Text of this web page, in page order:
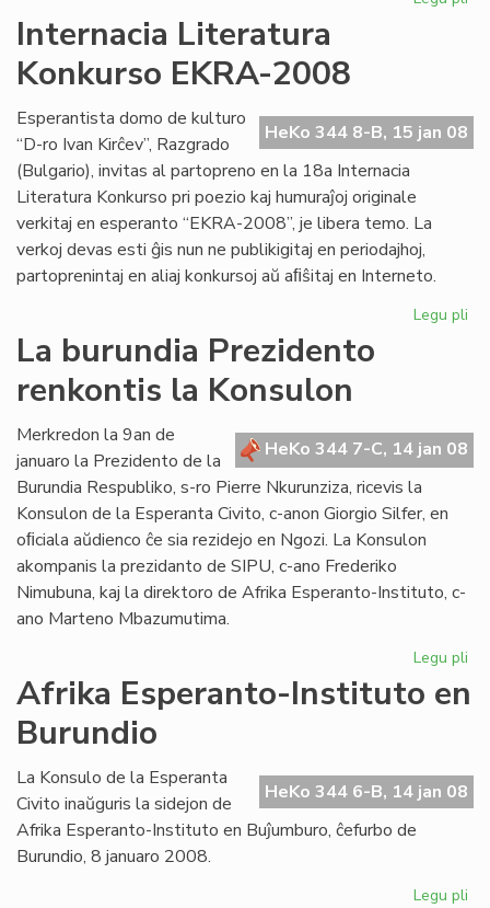
Internacia Literatura
Konkurso EKRA-2008
HeKo 344 8-B, 15 jan 08
Esperantista domo de kulturo
“D-ro Ivan Kirĉev”, Razgrado
(Bulgario), invitas al partopreno en la 18a Internacia
Literatura Konkurso pri poezio kaj humuraĵoj originale
verkitaj en esperanto “EKRA-2008”, je libera temo. La
verkoj devas esti ĝis nun ne publikigitaj en periodajhoj,
partoprenintaj en aliaj konkursoj aŭ aﬁŝitaj en Interneto.
Legu pli
La burundia Prezidento
renkontis la Konsulon
HeKo 344 7-C, 14 jan 08
Merkredon la 9an de
januaro la Prezidento de la
Burundia Respubliko, s-ro Pierre Nkurunziza, ricevis la
Konsulon de la Esperanta Civito, c-anon Giorgio Silfer, en
oﬁciala aŭdienco ĉe sia rezidejo en Ngozi. La Konsulon
akompanis la prezidanto de SIPU, c-ano Frederiko
Nimubuna, kaj la direktoro de Afrika Esperanto-Instituto, c-
ano Marteno Mbazumutima.
Legu pli
la
Afrika Esperanto-Instituto en
Burundio
HeKo 344 6-B, 14 jan 08
La Konsulo de la Esperanta
Civito inaŭguris la sidejon de
Afrika Esperanto-Instituto en Buĵumburo, ĉefurbo de
Burundio, 8 januaro 2008.
Legu pli